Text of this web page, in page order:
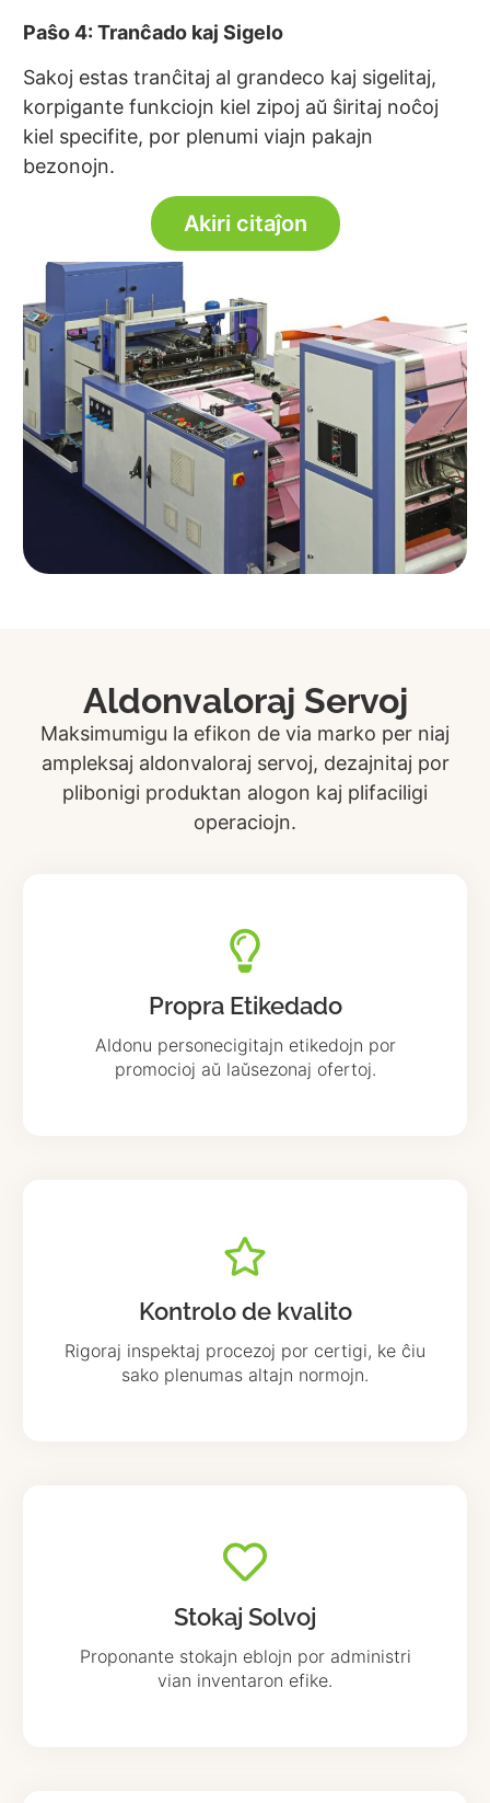
Paŝo 4: Tranĉado kaj Sigelo
Sakoj estas tranĉitaj al grandeco kaj sigelitaj,
korpigante funkciojn kiel zipoj aŭ ŝiritaj noĉoj
kiel specifite, por plenumi viajn pakajn
bezonojn.
Akiri citaĵon
Propra Etikedado
Aldonu personecigitajn etikedojn por
promocioj aŭ laŭsezonaj ofertoj.
Kontrolo de kvalito
Rigoraj inspektaj procezoj por certigi, ke ĉiu
sako plenumas altajn normojn.
Stokaj Solvoj
Proponante stokajn eblojn por administri
vian inventaron efike.
Aldonvaloraj Servoj
Maksimumigu la efikon de via marko per niaj
ampleksaj aldonvaloraj servoj, dezajnitaj por
plibonigi produktan alogon kaj plifaciligi
operaciojn.